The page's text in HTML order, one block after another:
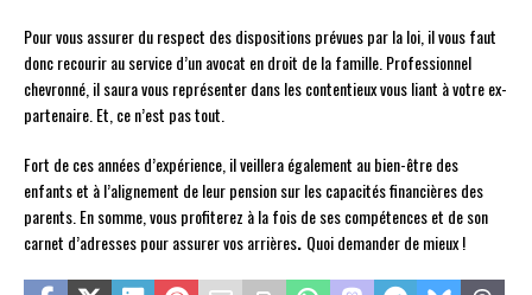
Pour vous assurer du respect des dispositions prévues par la loi, il vous faut
donc recourir au service d’un avocat en droit de la famille. Professionnel
chevronné, il saura vous représenter dans les contentieux vous liant à votre ex-
partenaire. Et, ce n’est pas tout.
Fort de ces années d’expérience, il veillera également au bien-être des
enfants et à l’alignement de leur pension sur les capacités financières des
parents. En somme, vous profiterez à la fois de ses compétences et de son
carnet d’adresses pour assurer vos arrières. Quoi demander de mieux !